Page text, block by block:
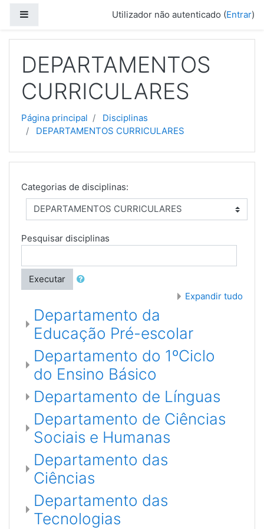
Utilizador não autenticado (Entrar)
DEPARTAMENTOS
CURRICULARES
Página principal
Disciplinas
DEPARTAMENTOS CURRICULARES
Categorias de disciplinas:
Pesquisar disciplinas
Executar
Expandir tudo
Departamento da
Educação Pré-escolar
Departamento do 1ºCiclo
do Ensino Básico
Departamento de Línguas
Departamento de Ciências
Sociais e Humanas
Departamento das
Ciências
Departamento das
Tecnologias